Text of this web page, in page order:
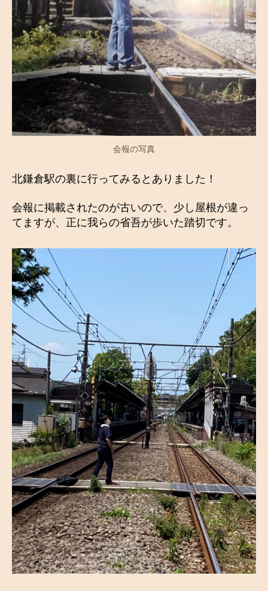
会報の写真
北鎌倉駅の裏に行ってみるとありました！
会報に掲載されたのが古いので、少し屋根が違っ
てますが、正に我らの省吾が歩いた踏切です。